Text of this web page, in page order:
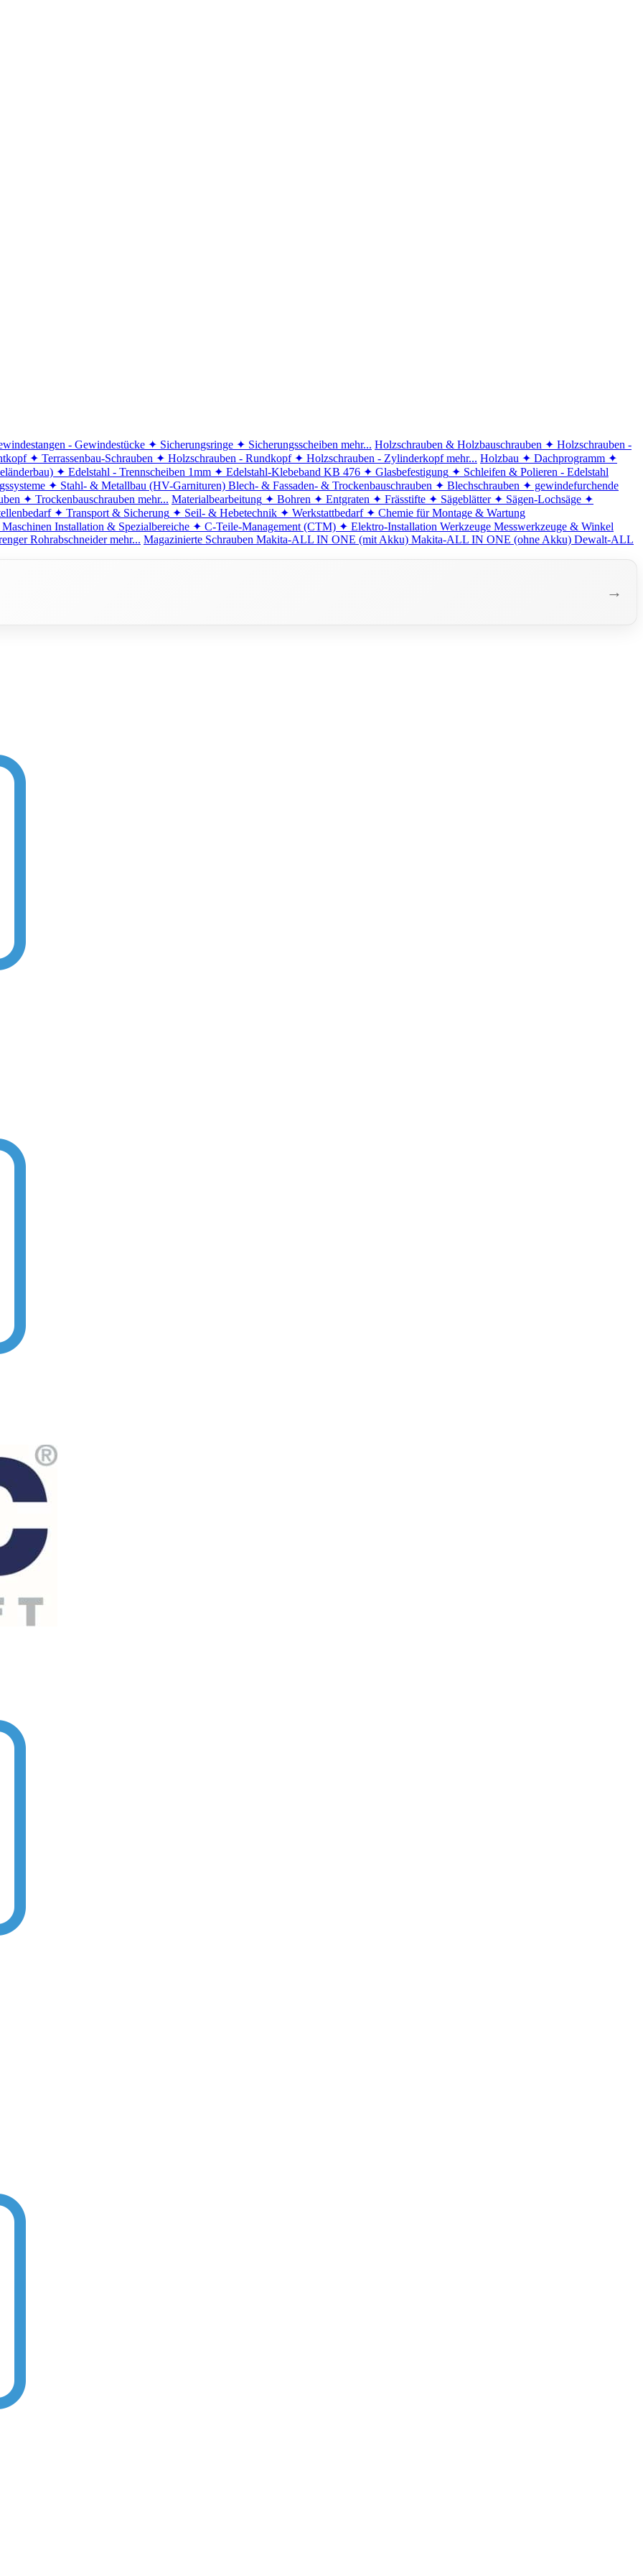
- Gewindestücke ✦ Sicherungsringe ✦ Sicherungsscheiben mehr... Holzschrauben & Holzbauschrauben ✦ Holzschrauben -
✦ Terrassenbau-Schrauben ✦ Holzschrauben - Rundkopf ✦ Holzschrauben - Zylinderkopf mehr... Holzbau ✦ Dachprogramm ✦
✦ Edelstahl - Trennscheiben 1mm ✦ Edelstahl-Klebeband KB 476 ✦ Glasbefestigung ✦ Schleifen & Polieren - Edelstahl
✦ Stahl- & Metallbau (HV-Garnituren) Blech- & Fassaden- & Trockenbauschrauben ✦ Blechschrauben ✦ gewindefurchende
✦ Trockenbauschrauben mehr... Materialbearbeitung ✦ Bohren ✦ Entgraten ✦ Frässtifte ✦ Sägeblätter ✦ Sägen-Lochsäge ✦
✦ Transport & Sicherung ✦ Seil- & Hebetechnik ✦ Werkstattbedarf ✦ Chemie für Montage & Wartung
Installation & Spezialbereiche ✦ C-Teile-Management (CTM) ✦ Elektro-Installation Werkzeuge Messwerkzeuge & Winkel
Rohrabschneider mehr... Magazinierte Schrauben Makita-ALL IN ONE (mit Akku) Makita-ALL IN ONE (ohne Akku) Dewalt-ALL
→